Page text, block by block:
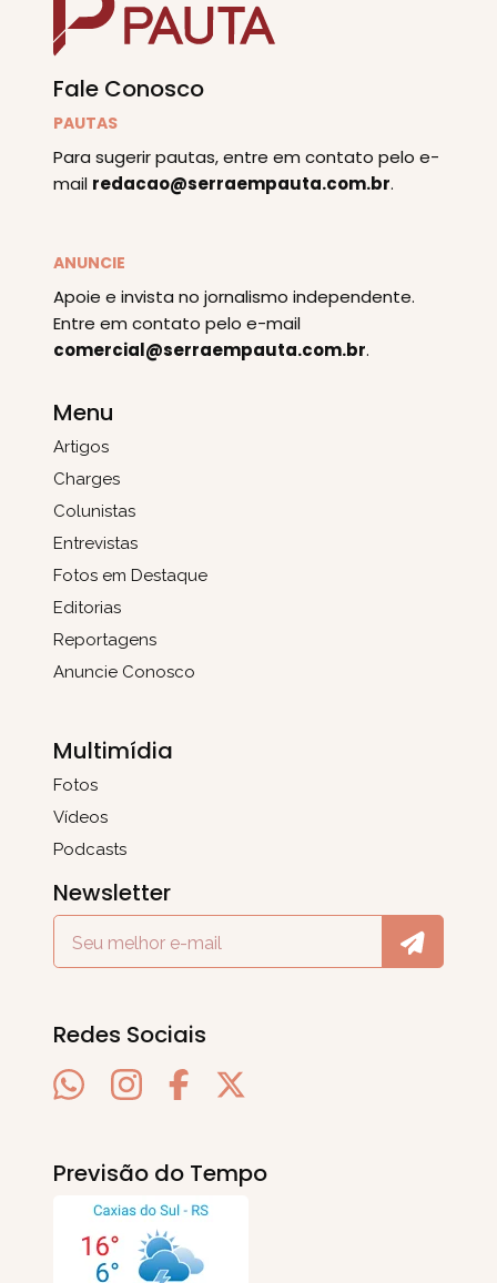
Fale Conosco
PAUTAS
Para sugerir pautas, entre em contato pelo e-
mail redacao@serraempauta.com.br.
ANUNCIE
Apoie e invista no jornalismo independente.
Entre em contato pelo e-mail
comercial@serraempauta.com.br.
Menu
Artigos
Charges
Colunistas
Entrevistas
Fotos em Destaque
Editorias
Reportagens
Anuncie Conosco
Multimídia
Fotos
Vídeos
Podcasts
Newsletter
Redes Sociais
Previsão do Tempo